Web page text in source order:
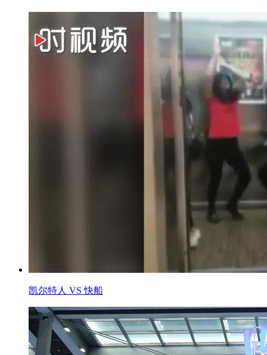
凯尔特人 VS 快船